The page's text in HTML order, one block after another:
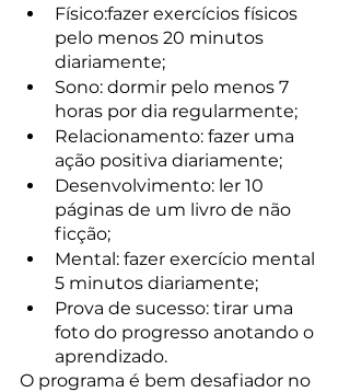
Físico:fazer exercícios físicos
pelo menos 20 minutos
diariamente;
Sono: dormir pelo menos 7
horas por dia regularmente;
Relacionamento: fazer uma
ação positiva diariamente;
Desenvolvimento: ler 10
páginas de um livro de não
ficção;
Mental: fazer exercício mental
5 minutos diariamente;
Prova de sucesso: tirar uma
foto do progresso anotando o
aprendizado.
O programa é bem desafiador no